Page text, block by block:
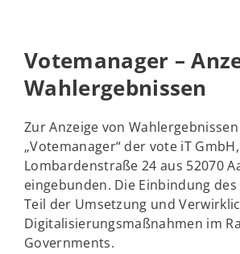
Votemanager –
Wahlergebnissen
Zur Anzeige von
„Votemanager“ der vote iT GmbH,
Lombardenstraße 24 aus 52070
eingebunden. Die Einbindung
Teil der Umsetzung und
Digitalisierungsmaßnahmen im
Governments.